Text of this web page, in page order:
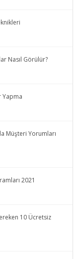
Nasıl Görülür?
Yapma
Müşteri Yorumları
2021
10 Ücretsiz